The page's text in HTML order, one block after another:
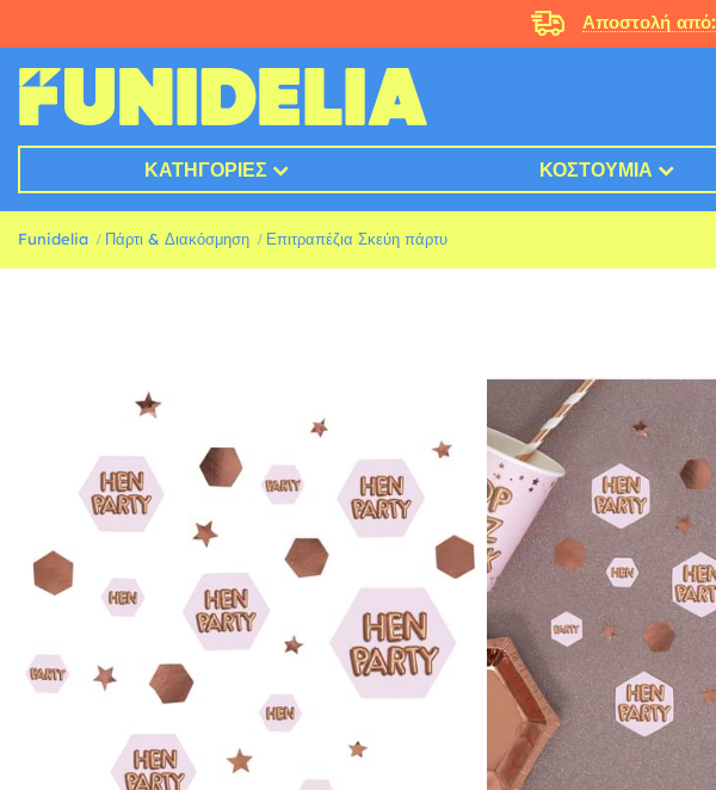
Αποστολή από:
ΚΑΤΗΓΟΡΊΕΣ ΚΟΣΤΟΎΜΙΑ
Funidelia Πάρτι & Διακόσμηση Επιτραπέζια Σκεύη πάρτυ